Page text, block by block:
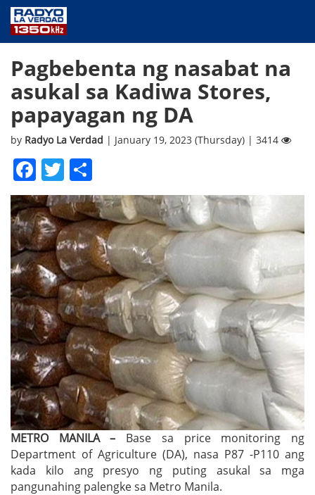
PUBLIC SERVICE
ANNOUNCEMENTS
PROGRAMS
ABOUT
Pagbebenta ng nasabat na
asukal sa Kadiwa Stores,
papayagan ng DA
by Radyo La Verdad | January 19, 2023 (Thursday) | 3414
Facebook
Twitter
METRO MANILA – Base sa price monitoring ng
Department of Agriculture (DA), nasa P87 -P110 ang
kada kilo ang presyo ng puting asukal sa mga
pangunahing palengke sa Metro Manila.